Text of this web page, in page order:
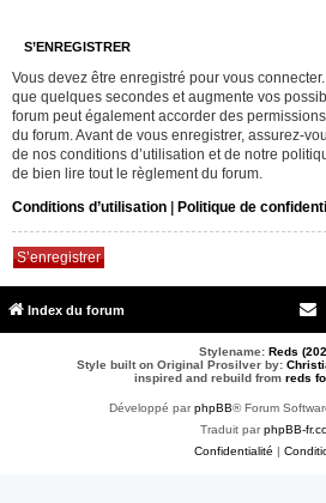
S’ENREGISTRER
Vous devez être enregistré pour vous
que quelques secondes et augmente vos
forum peut également accorder des
du forum. Avant de vous enregistrer, assurez-
de nos conditions d’utilisation et de notre
de bien lire tout le règlement du forum.
Conditions d’utilisation
Politique de
S’enregistrer
Index du forum
Stylename: Reds
Style built on Original Prosilver by:
inspired and rebuild from reds
Développé parphpBB® Forum
Traduit parphpBB-
Confidentialité